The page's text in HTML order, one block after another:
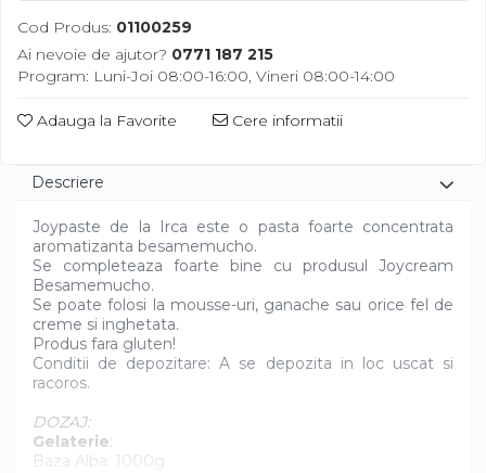
Cod Produs: 01100259
Ai nevoie de ajutor? 0771 187 215
Program: Luni-Joi 08:00-16:00, Vineri 08:00-14:00
Adauga la Favorite Cere informatii
Descriere
Joypaste de la Irca este o pasta foarte concentrata
aromatizanta besamemucho.
Se completeaza foarte bine cu produsul Joycream
Besamemucho.
Se poate folosi la mousse-uri, ganache sau orice fel de
creme si inghetata.
Produs fara gluten!
Conditii de depozitare: A se depozita in loc uscat si
racoros.
DOZAJ:
Gelaterie:
Baza Alba: 1000g